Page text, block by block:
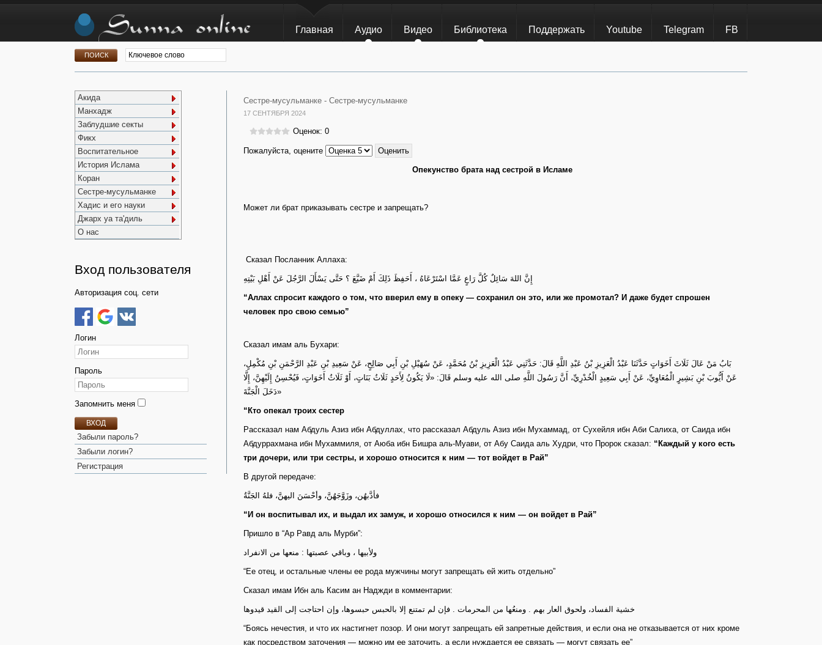
Главная Аудио Видео Библиотека Поддержать Youtube Telegram FB
Акида
Манхадж
Заблудшие секты
Фикх
Воспитательное
История Ислама
Коран
Сестре-мусульманке
Хадис и его науки
Джарх уа та'диль
О нас
Вход пользователя
Авторизация соц. сети
Логин
Пароль
Запомнить меня
ВХОД
Забыли пароль?
Забыли логин?
Регистрация
Сестре-мусульманке - Сестре-мусульманке
17 СЕНТЯБРЯ 2024
Оценок: 0
Пожалуйста, оцените
Опекунство брата над сестрой в Исламе
Может ли брат приказывать сестре и запрещать?
Сказал Посланник Аллаха:
إِنَّ اللهَ سَائِلٌ كُلَّ رَاعٍ عَمَّا اسْتَرْعَاهُ ، أَحَفِظَ ذَلِكَ أَمْ ضَيَّعَ ؟ حَتَّى يَسْأَلَ الرَّجُلَ عَنْ أَهْلِ بَيْتِهِ
“Аллах спросит каждого о том, что вверил ему в опеку — сохранил он это, или же промотал? И даже будет спрошен
человек про свою семью”
Сказал имам аль Бухари:
‌‌بَابُ ‌مَنْ ‌عَالَ ‌ثَلَاثَ أَخَوَاتٍ حَدَّثَنَا عَبْدُ الْعَزِيزِ بْنُ عَبْدِ اللَّهِ قَالَ: حَدَّثَنِي عَبْدُ الْعَزِيزِ بْنُ مُحَمَّدٍ، عَنْ سُهَيْلِ بْنِ أَبِي صَالِحٍ، عَنْ سَعِيدِ بْنِ عَبْدِ الرَّحْمَنِ بْنِ مُكْمِلٍ،
عَنْ أَيُّوبَ بْنِ بَشِيرٍ الْمُعَاوِيِّ، عَنْ أَبِي سَعِيدٍ الْخُدْرِيِّ، أَنَّ رَسُولَ اللَّهِ صلى الله عليه وسلم قَالَ: «لَا يَكُونُ لِأَحَدٍ ثَلَاثُ بَنَاتٍ، أَوْ ثَلَاثُ أَخَوَاتٍ، فَيُحْسِنُ إِلَيْهِنَّ، إِلَّا
دَخَلَ الْجَنَّةَ»
“Кто опекал троих сестер
Рассказал нам Абдуль Азиз ибн Абдуллах, что рассказал Абдуль Азиз ибн Мухаммад, от Сухейля ибн Аби Салиха, от Саида ибн
Абдуррахмана ибн Мухаммиля, от Аюба ибн Бишра аль-Муави, от Абу Саида аль Худри, что Пророк сказал: “Каждый у кого есть
три дочери, или три сестры, и хорошо относится к ним — тот войдет в Рай”
В другой передаче:
فأدَّبهُن، وزَوَّجَهُنَّ، وأحْسَنَ اليهنَّ، فلهُ الجَنَّةُ
“И он воспитывал их, и выдал их замуж, и хорошо относился к ним — он войдет в Рай”
Пришло в “Ар Равд аль Мурби”:
ولأبيها ، وباقي عصبتها : منعها من الانفراد
“Ее отец, и остальные члены ее рода мужчины могут запрещать ей жить отдельно”
Сказал имам Ибн аль Касим ан Наджди в комментарии:
خشية الفساد، ولحوق العار بهم . ومنعُها من المحرمات . فإن لم تمتنع إلا بالحبس حبسوها، وإن احتاجت إلى القيد قيدوها
“Боясь нечестия, и что их настигнет позор. И они могут запрещать ей запретные действия, и если она не отказывается от них кроме
как посредством заточения — можно им ее заточить, а если нуждается ее связать — могут связать ее”